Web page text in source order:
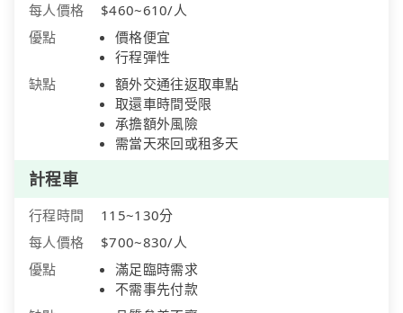
每人價格
$460~610/人
優點
價格便宜
行程彈性
缺點
額外交通往返取車點
取還車時間受限
承擔額外風險
需當天來回或租多天
計程車
行程時間
115~130分
每人價格
$700~830/人
優點
滿足臨時需求
不需事先付款